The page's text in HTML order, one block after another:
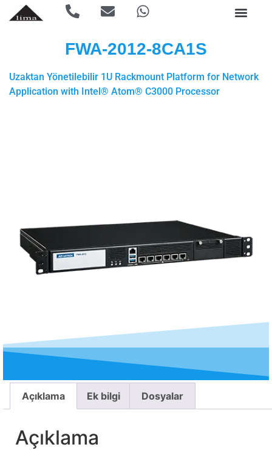
FWA-2012-8CA1S
Uzaktan Yönetilebilir 1U Rackmount Platform for Network
Application with Intel® Atom® C3000 Processor
Açıklama Ek bilgi Dosyalar
Açıklama